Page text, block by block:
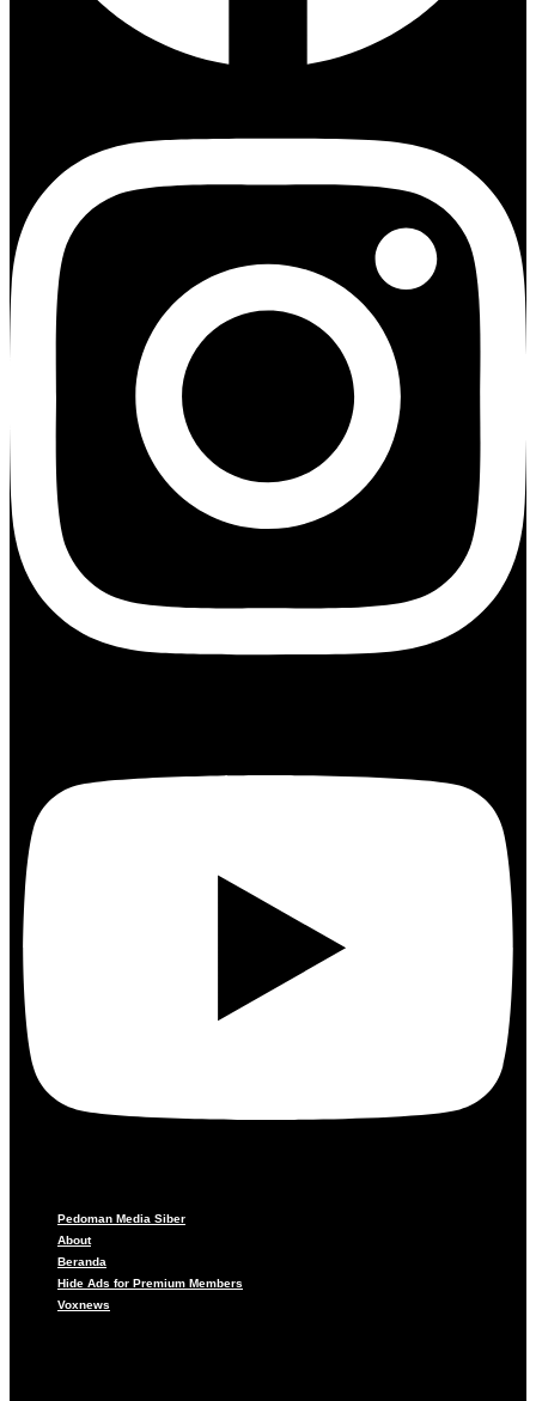
Pedoman Media Siber
About
Beranda
Hide Ads for Premium Members
Voxnews